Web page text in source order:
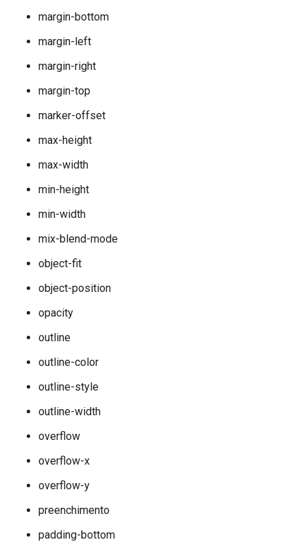
margin-bottom
margin-left
margin-right
margin-top
marker-offset
max-height
max-width
min-height
min-width
mix-blend-mode
object-fit
object-position
opacity
outline
outline-color
outline-style
outline-width
overflow
overflow-x
overflow-y
preenchimento
padding-bottom